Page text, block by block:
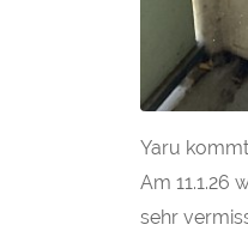
Yaru
Am 11.1.26
sehr